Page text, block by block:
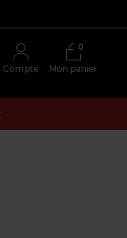
Compte Mon panier
0